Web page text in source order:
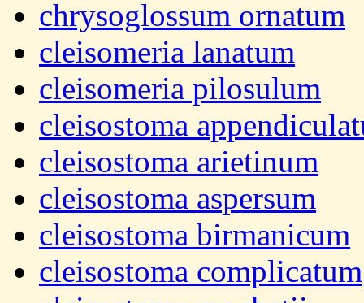
chrysoglossum ornatum
cleisomeria lanatum
cleisomeria pilosulum
cleisostoma
cleisostoma arietinum
cleisostoma aspersum
cleisostoma birmanicum
cleisostoma complicatum